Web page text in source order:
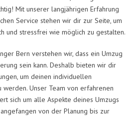
Mit unserer langjährigen Erfahrung
Service stehen wir dir zur Seite, um
und stressfrei wie möglich zu gestalten.
Bern verstehen wir, dass ein Umzug
sein kann. Deshalb bieten wir dir
um deinen individuellen
werden. Unser Team von erfahrenen
sich um alle Aspekte deines Umzugs
von der Planung bis zur